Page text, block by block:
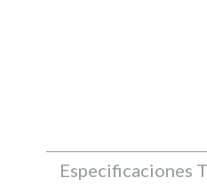
Especificaciones